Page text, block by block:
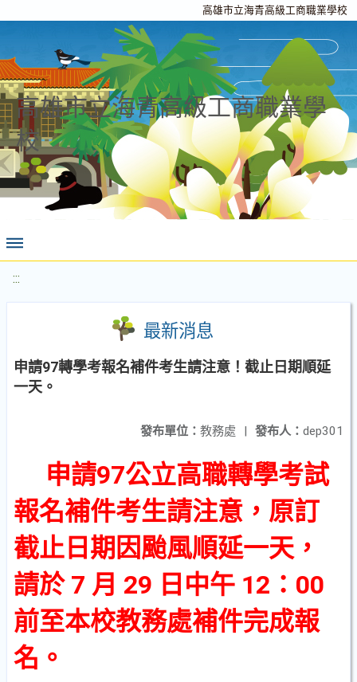
高雄市立海青高級工商職業學校
高雄市立海青高級工商職業學
校
:::
最新消息
申請97轉學考報名補件考生請注意！截止日期順延
一天。
發布人： dep301
發布單位： 教務處 |
申請97公立高職轉學考試
報名補件考生請注意，原訂
截止日期因颱風順延一天，
請於 7 月 29 日中午 12：00
前至本校教務處補件完成報
名。